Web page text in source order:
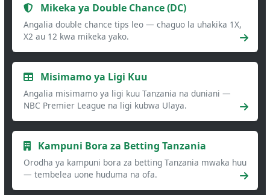
Mikeka ya Double Chance (DC)
Angalia double chance tips leo — chaguo la uhakika 1X,
X2 au 12 kwa mikeka yako.
Misimamo ya Ligi Kuu
Angalia misimamo ya ligi kuu Tanzania na duniani —
NBC Premier League na ligi kubwa Ulaya.
Kampuni Bora za Betting Tanzania
Orodha ya kampuni bora za betting Tanzania mwaka huu
— tembelea uone huduma na ofa.